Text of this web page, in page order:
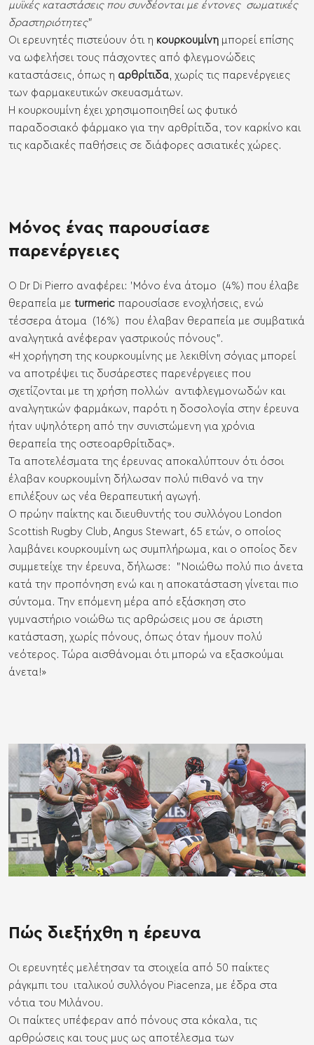
μυϊκές καταστάσεις που συνδέονται με έντονες σωματικές
δραστηριότητες”
Οι ερευνητές πιστεύουν ότι η κουρκουμίνη μπορεί επίσης
να ωφελήσει τους πάσχοντες από φλεγμονώδεις
καταστάσεις, όπως η αρθρίτιδα, χωρίς τις παρενέργειες
των φαρμακευτικών σκευασμάτων.
Η κουρκουμίνη έχει χρησιμοποιηθεί ως φυτικό
παραδοσιακό φάρμακο για την αρθρίτιδα, τον καρκίνο και
τις καρδιακές παθήσεις σε διάφορες ασιατικές χώρες.
Μόνος ένας παρουσίασε
παρενέργειες
Ο Dr Di Pierro αναφέρει: 'Μόνο ένα άτομο (4%) που έλαβε
θεραπεία με turmeric παρουσίασε ενοχλήσεις, ενώ
τέσσερα άτομα (16%) που έλαβαν θεραπεία με συμβατικά
αναλγητικά ανέφεραν γαστρικούς πόνους”.
«Η χορήγηση της κουρκουμίνης με λεκιθίνη σόγιας μπορεί
να αποτρέψει τις δυσάρεστες παρενέργειες που
σχετίζονται με τη χρήση πολλών αντιφλεγμονωδών και
αναλγητικών φαρμάκων, παρότι η δοσολογία στην έρευνα
ήταν υψηλότερη από την συνιστώμενη για χρόνια
θεραπεία της οστεοαρθρίτιδας».
Τα αποτελέσματα της έρευνας αποκαλύπτουν ότι όσοι
έλαβαν κουρκουμίνη δήλωσαν πολύ πιθανό να την
επιλέξουν ως νέα θεραπευτική αγωγή.
Ο πρώην παίκτης και διευθυντής του συλλόγου London
Scottish Rugby Club, Angus Stewart, 65 ετών, ο οποίος
λαμβάνει κουρκουμίνη ως συμπλήρωμα , και ο οποίος δεν
συμμετείχε την έρευνα, δήλωσε: "Νοιώθω πολύ πιο άνετα
κατά την προπόνηση ενώ και η αποκατάσταση γίνεται πιο
σύντομα. Την επόμενη μέρα από εξάσκηση στο
γυμναστήριο νοιώθω τις αρθρώσεις μου σε άριστη
κατάσταση, χωρίς πόνους, όπως όταν ήμουν πολύ
νεότερος. Τώρα αισθάνομαι ότι μπορώ να εξασκούμαι
άνετα!»
Πώς διεξήχθη η έρευνα
Οι ερευνητές μελέτησαν τα στοιχεία από 50 παίκτες
ράγκμπι του ιταλικού συλλόγου Piacenza , με έδρα στα
νότια του Μιλάνου.
Οι παίκτες υπέφεραν από πόνους στα κόκαλα, τις
αρθρώσεις και τους μυς ως αποτέλεσμα των